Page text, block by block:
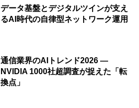
データ基盤とデジタルツインが支え
るAI時代の自律型ネットワーク運用
通信業界のAIトレンド2026 ―
NVIDIA 1000社超調査が捉えた「転
換点」